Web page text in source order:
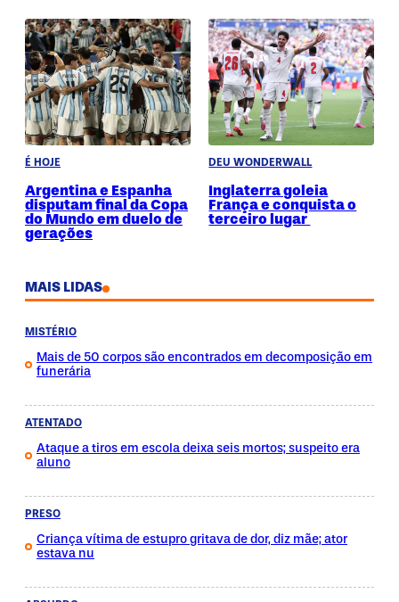
É HOJE
Argentina e Espanha
disputam final da Copa
do Mundo em duelo de
gerações
DEU WONDERWALL
Inglaterra goleia
França e conquista o
terceiro lugar
MAIS LIDAS
MISTÉRIO
Mais de 50 corpos são encontrados em decomposição em
funerária
ATENTADO
Ataque a tiros em escola deixa seis mortos; suspeito era
aluno
PRESO
Criança vítima de estupro gritava de dor, diz mãe; ator
estava nu